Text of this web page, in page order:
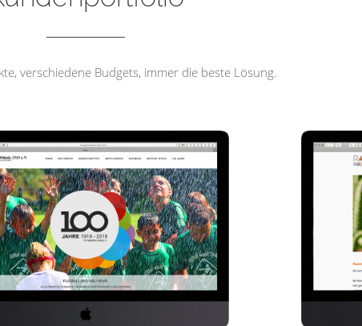
verschiedene Budgets, immer die beste Lösung.